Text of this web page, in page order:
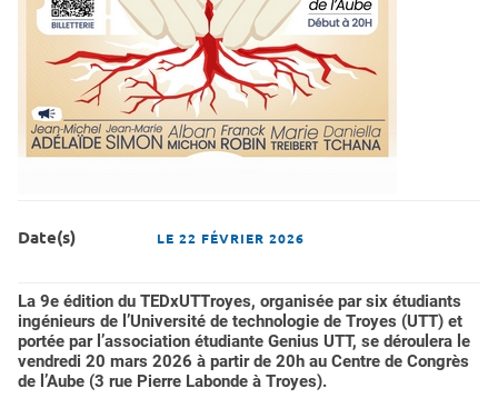
Date(s) LE 22 FÉVRIER 2026
La 9e édition du TEDxUTTroyes, organisée par six étudiants
ingénieurs de l’Université de technologie de Troyes (UTT) et
portée par l’association étudiante Genius UTT, se déroulera le
vendredi 20 mars 2026 à partir de 20h au Centre de Congrès
de l’Aube (3 rue Pierre Labonde à Troyes).